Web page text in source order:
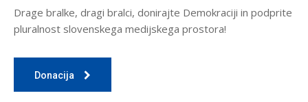
Drage bralke, dragi bralci, donirajte Demokraciji in podprite
pluralnost slovenskega medijskega prostora!
Donacija